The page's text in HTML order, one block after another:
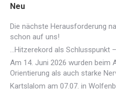
Neu
Die nächste Herausforderung
schon auf uns!
…Hitzerekord als Schlusspunkt
Am 14. Juni 2026 wurden beim
Orientierung als auch starke
Kartslalom am 07.07. in